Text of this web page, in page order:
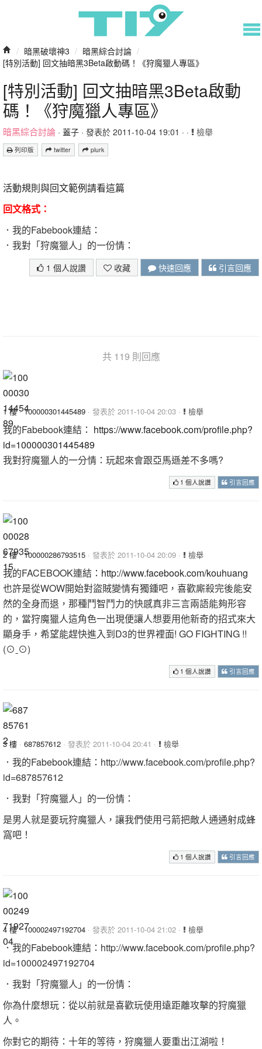
/ 暗黑破壞神3 / 暗黑綜合討論 /
[特別活動] 回文抽暗黑3Beta啟動碼！《狩魔獵人專區》
[特別活動] 回文抽暗黑3Beta啟動
碼！《狩魔獵人專區》
暗黑綜合討論 · 蓋子 · 發表於 2011-10-04 19:01 · · 檢舉
列印版 twitter plurk
活動規則與回文範例請看這篇
回文格式：
．我的Fabebook連結：
．我對「狩魔獵人」的一份情：
1 個人說讚 收藏 快速回應 引言回應
共 119 則回應
1 樓·100000301445489 · 發表於 2011-10-04 20:03 · 檢舉
我的Fabebook連結： https://www.facebook.com/profile.php?
id=100000301445489
我對狩魔獵人的一分情：玩起來會跟亞馬遜差不多嗎?
1 個人說讚 引言回應
2 樓·100000286793515 · 發表於 2011-10-04 20:09 · 檢舉
我的FACEBOOK連結： http://www.facebook.com/kouhuang
也許是從WOW開始對盜賊變情有獨鍾吧，喜歡廝殺完後能安
然的全身而退，那種鬥智鬥力的快感真非三言兩語能夠形容
的，當狩魔獵人這角色一出現便讓人想要用他新奇的招式來大
顯身手，希望能趕快進入到D3的世界裡面! GO FIGHTING !!
(⊙ˍ⊙)
1 個人說讚 引言回應
3 樓 · 687857612 · 發表於 2011-10-04 20:41 · 檢舉
．我的Fabebook連結：http://www.facebook.com/profile.php?
id=687857612
．我對「狩魔獵人」的一份情：
是男人就是要玩狩魔獵人，讓我們使用弓箭把敵人通通射成蜂
窩吧！
1 個人說讚 引言回應
4 樓·100002497192704 · 發表於 2011-10-04 21:02 · 檢舉
．我的Fabebook連結：http://www.facebook.com/profile.php?
id=100002497192704
．我對「狩魔獵人」的一份情：
你為什麼想玩：從以前就是喜歡玩使用遠距離攻擊的狩魔獵
人。
你對它的期待：十年的等待，狩魔獵人要重出江湖啦！